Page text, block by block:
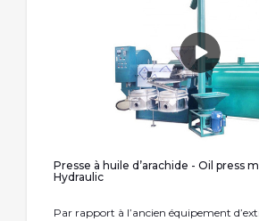
Presse à huile d’arachide - Oil press
Hydraulic
Par rapport à l’ancien équipement